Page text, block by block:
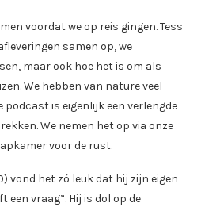
voordat we op reis gingen. Tess
samen op, we
maar ook hoe het is om als
We hebben van nature veel
podcast is eigenlijk een verlengde
We nemen het op via onze
voor de rust.
vond het zó leuk dat hij zijn eigen
een vraag”. Hij is dol op de